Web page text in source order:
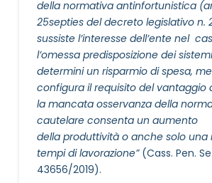
della normativa antinfortunistica
25septies del decreto legislativo n.
sussiste l’interesse dell’ente nel
l’omessa predisposizione dei
determini un risparmio di spesa,
configura il requisito del vantaggio
la mancata osservanza della
cautelare consenta un aumento
della produttività o anche solo una
tempi di lavorazione” (Cass. Pen.
43656/2019).